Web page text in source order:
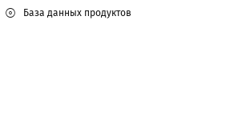
База данных продуктов